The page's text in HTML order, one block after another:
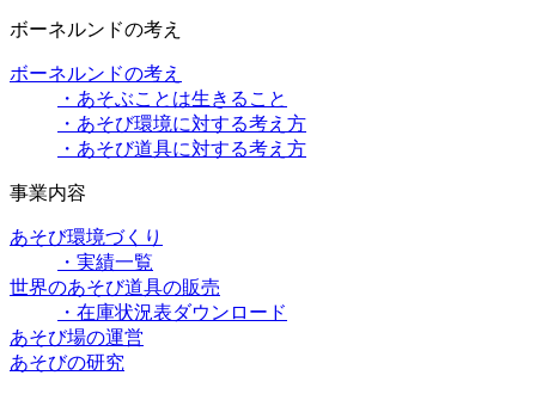
ボーネルンドの考え
ボーネルンドの考え
・あそぶことは生きること
・あそび環境に対する考え方
・あそび道具に対する考え方
事業内容
あそび環境づくり
・実績一覧
世界のあそび道具の販売
・在庫状況表ダウンロード
あそび場の運営
あそびの研究